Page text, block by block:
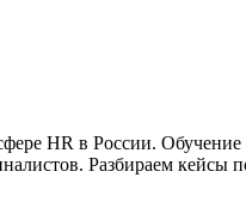
HR в России. Обучение
Разбираем кейсы